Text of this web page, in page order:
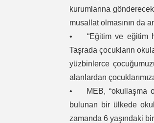
kurumlarına
musallat olmasının da
• “Eğitim ve eğitim
Taşrada çocukların
yüzbinlerce
alanlardan
• MEB, “okullaşma
bulunan bir ülkede
zamanda 6 yaşındaki